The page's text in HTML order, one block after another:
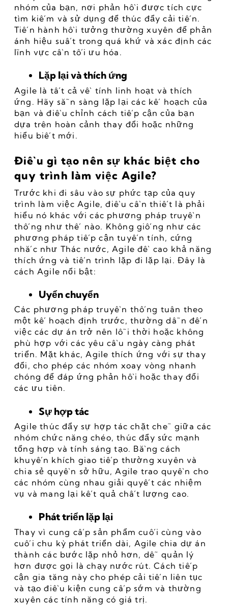
nhóm của bạn, nơi phản hồi được tích cực
tìm kiếm và sử dụng để thúc đẩy cải tiến.
Tiến hành hồi tưởng thường xuyên để phản
ánh hiệu suất trong quá khứ và xác định các
lĩnh vực cần tối ưu hóa.
Lặp lại và thích ứng
Agile là tất cả về tính linh hoạt và thích
ứng. Hãy sẵn sàng lặp lại các kế hoạch của
bạn và điều chỉnh cách tiếp cận của bạn
dựa trên hoàn cảnh thay đổi hoặc những
hiểu biết mới.
Điều gì tạo nên sự khác biệt cho
quy trình làm việc Agile?
Trước khi đi sâu vào sự phức tạp của quy
trình làm việc Agile, điều cần thiết là phải
hiểu nó khác với các phương pháp truyền
thống như thế nào. Không giống như các
phương pháp tiếp cận tuyến tính, cứng
nhắc như Thác nước, Agile đề cao khả năng
thích ứng và tiến trình lặp đi lặp lại. Đây là
cách Agile nổi bật:
Uyển chuyển
Các phương pháp truyền thống tuân theo
một kế hoạch định trước, thường dẫn đến
việc các dự án trở nên lỗi thời hoặc không
phù hợp với các yêu cầu ngày càng phát
triển. Mặt khác, Agile thích ứng với sự thay
đổi, cho phép các nhóm xoay vòng nhanh
chóng để đáp ứng phản hồi hoặc thay đổi
các ưu tiên.
Sự hợp tác
Agile thúc đẩy sự hợp tác chặt chẽ giữa các
nhóm chức năng chéo, thúc đẩy sức mạnh
tổng hợp và tính sáng tạo. Bằng cách
khuyến khích giao tiếp thường xuyên và
chia sẻ quyền sở hữu, Agile trao quyền cho
các nhóm cùng nhau giải quyết các nhiệm
vụ và mang lại kết quả chất lượng cao.
Phát triển lặp lại
Thay vì cung cấp sản phẩm cuối cùng vào
cuối chu kỳ phát triển dài, Agile chia dự án
thành các bước lặp nhỏ hơn, dễ quản lý
hơn được gọi là chạy nước rút. Cách tiếp
cận gia tăng này cho phép cải tiến liên tục
và tạo điều kiện cung cấp sớm và thường
xuyên các tính năng có giá trị.